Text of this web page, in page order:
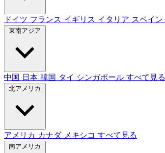
ドイツ フランス イギリス イタリア スペイン
東南アジア
中国 日本 韓国 タイ シンガポール すべて見る
北アメリカ
アメリカ カナダ メキシコ すべて見る
南アメリカ